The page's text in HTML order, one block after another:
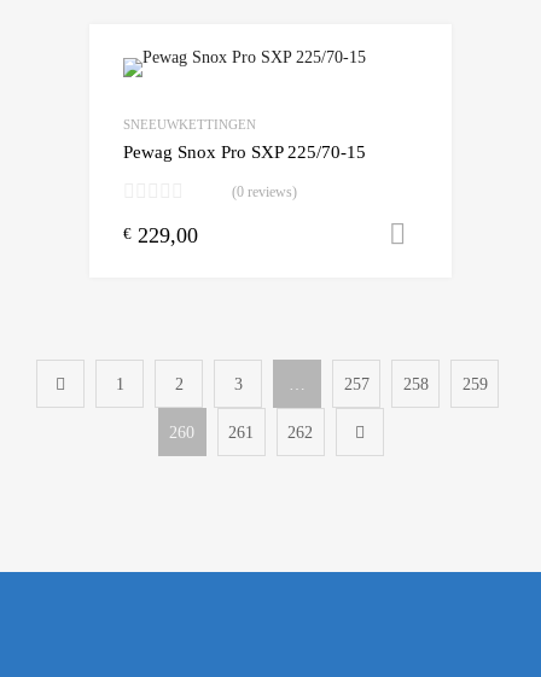
SNEEUWKETTINGEN
Pewag Snox Pro SXP 225/70-15
(0 reviews)
€ 229,00
1 2 3 257 258 259
260 261 262